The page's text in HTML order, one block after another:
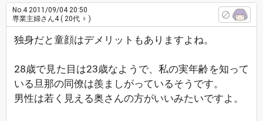
No.42011/09/04 20:50
専業主婦さん4( 20代 ♀ )
独身だと童顔はデメリットもありますよね。
28歳で見た目は23歳なようで、私の実年齢を知って
いる旦那の同僚は羨ましがっているそうです。
男性は若く見える奥さんの方がいいみたいですよ。